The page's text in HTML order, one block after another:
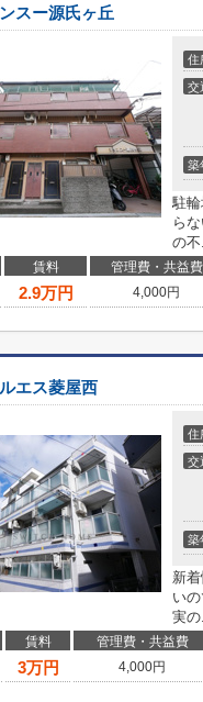
スー源氏ヶ丘
住
交
築
駐
ら
の
賃料 管理費・共益費
2.9万円 4,000円
エス菱屋西
住
交
築
新
い
実
賃料 管理費・共益費
3万円 4,000円